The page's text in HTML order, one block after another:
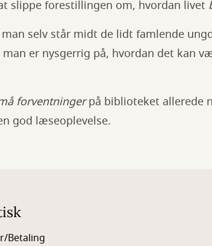
slippe forestillingen om, hvordan livet
selv står midt de lidt famlende
er nysgerrig på, hvordan det kan
forventningerpå biblioteket allerede
god læseoplevelse.
Betaling